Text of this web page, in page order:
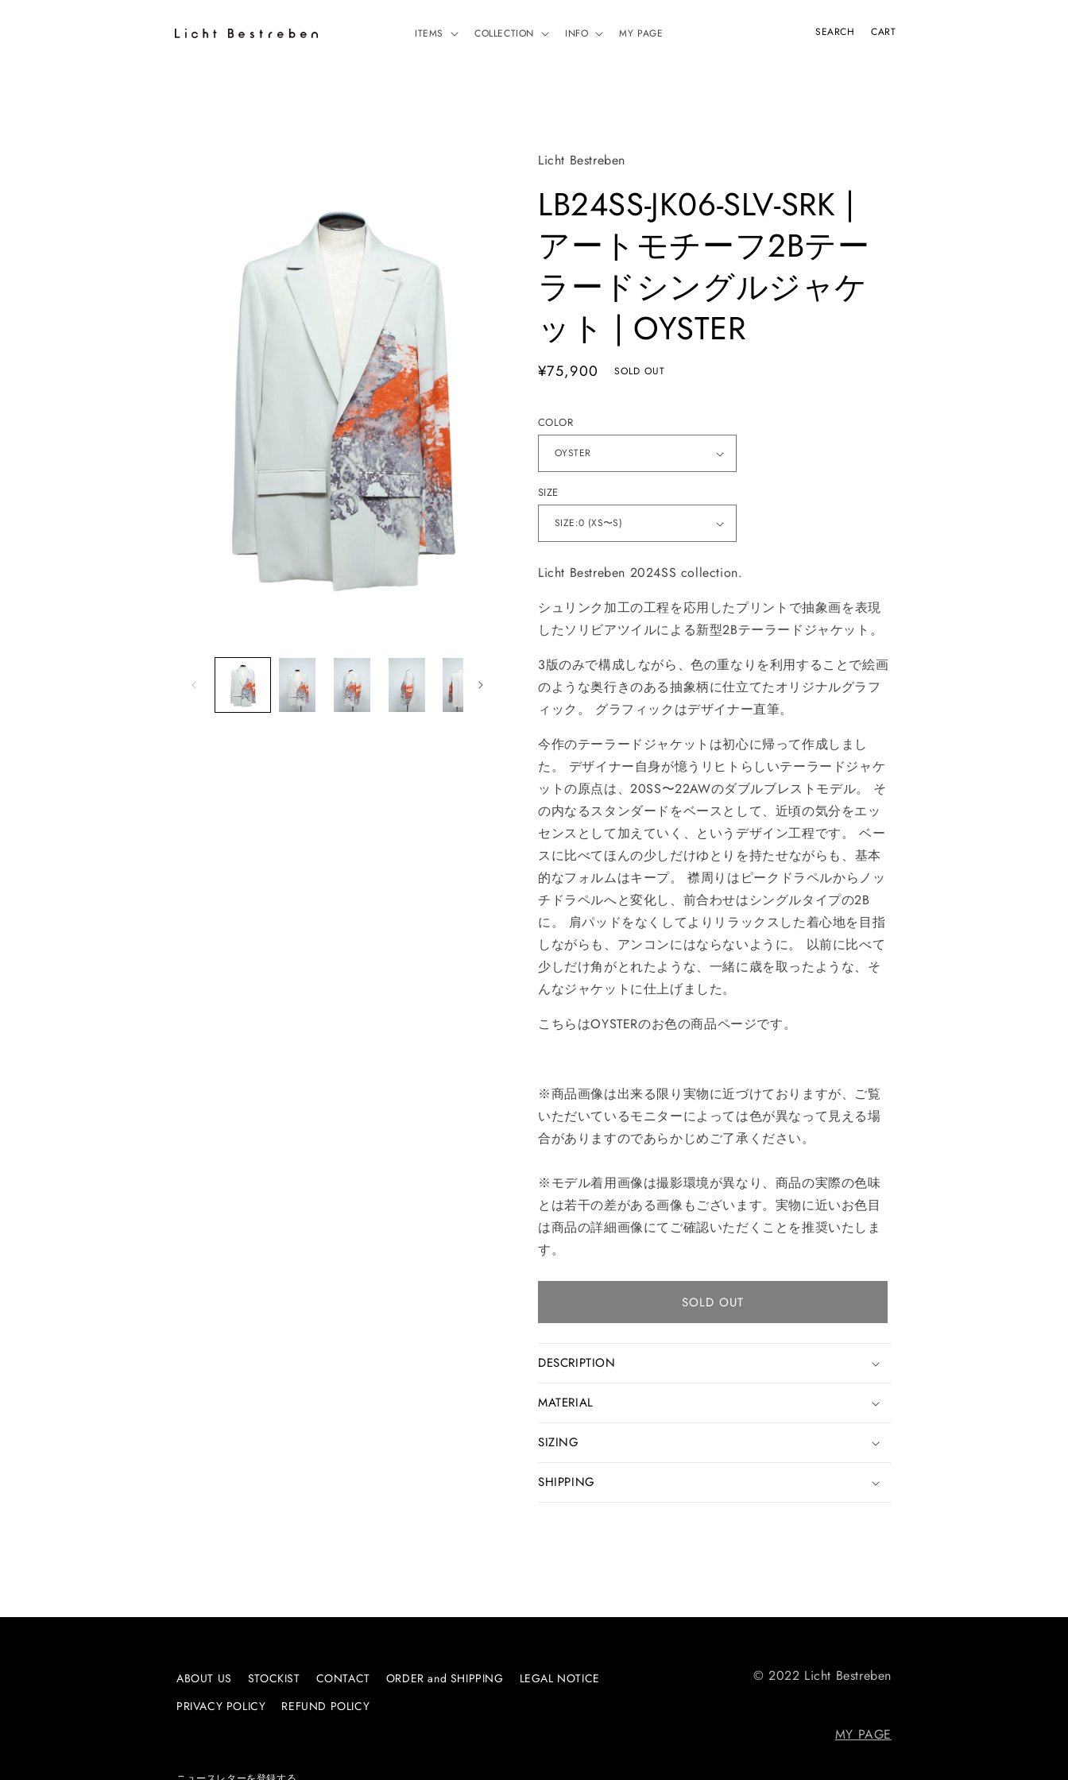
ITEMS COLLECTION INFO MY PAGE CART
Licht Bestreben
LB24SS-JK06-SLV-SRK |
アートモチーフ2Bテー
ラードシングルジャケ
ット | OYSTER
通
価
格
¥75,900 SOLD OUT
COLOR
SIZE
Licht Bestreben 2024SS collection.
シュ リ ンク加工の工程を応用したプリ ン トで抽象画を表現
したソ リ ビアツイルによる新型2Bテーラー ド ジャケット。
3版のみで構成しながら、色の重なりを利用することで絵画
のような奥行きのある抽象柄に仕立てたオリジナルグラフ
ィック。 グラフィックはデザイナー直筆。
今作のテーラー ド ジャケットは初心に帰って作成しまし
た。 デザイナー自身が憶うリ ヒ トらしいテーラー ドジャケ
ットの原点は、20SS〜22AWのダブルブレスト モデル。 そ
の内なるスタ ンダー ド をベースとして、 近頃の気分をエッ
センスとして加えていく、という デザイ ン工程です。ベー
スに比べてほんの少しだけゆとりを持たせながら も 、 基本
的なフ ォルムはキープ。襟周りは ピーク ドラペルからノ ッ
チドラペルへと変化し、 前合わせはシングルタイプの2B
に。 肩パッ ドをなくしてよりリラックスした着心地を目指
しながら も 、アンコンにはならないように。 以前に比べて
少しだけ角がとれたような、一緒に歳を取ったような、 そ
んなジャケットに仕上げました。
こちらはOYSTERのお色の商品ページです。
※商品画像は出来る限り実物に近づけておりますが、ご覧
いただいているモニターによっては色が異なって見える場
合がありますのであらかじめご了承ください。
※モデル着用画像は撮影環境が異なり、商品の実際の色味
とは若干の差がある画像もございます。実物に近いお色目
は商品の詳細画像にてご確認いただくことを推奨いたしま
す。
SOLD OUT
DESCRIPTION
MATERIAL
SIZING
SHIPPING
ABOUT US STOCKIST CONTACT ORDER and SHIPPING
LEGAL NOTICE
PRIVACY POLICY
REFUND POLICY
© 2022 Licht Bestreben
MY PAGE